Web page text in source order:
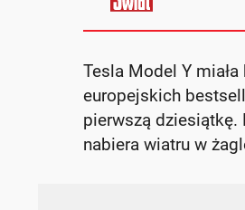
Tesla Model Y
europejskich
pierwszą dziesiątkę.
nabiera wiatru w